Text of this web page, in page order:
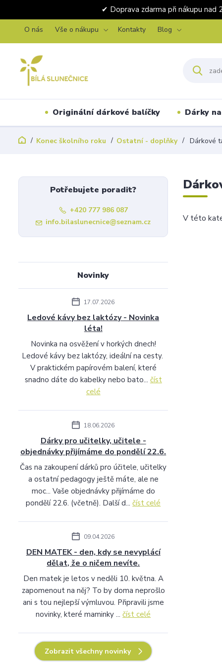
✔ Doprava zdarma při
O nás Vše o nákupu Kontakty Blog
Originální dárkové balíčky Dárky
Konec školního roku Ostatní - doplňky Dárkové
V této
Potřebujete poradit?
+420 777 986 087
info.bilaslunecnice@seznam.cz
Novinky
17.07.2026
Ledové kávy bez laktózy - Novinka
léta!
Novinka na osvěžení v horkých dnech!
Ledové kávy bez laktózy, ideální na cesty.
V praktickém papírovém balení, které
snadno dáte do kabelky nebo bato... číst
celé
18.06.2026
Dárky pro učitelky, učitele -
objednávky přijímáme do pondělí 22.6.
Čas na zakoupení dárků pro účitele, učitelky
a ostatní pedagogy ještě máte, ale ne
moc... Vaše objednávky přijímáme do
pondělí 22.6. (včetně). Další d...číst celé
09.04.2026
DEN MATEK - den, kdy se nevyplácí
dělat, že o ničem nevíte.
Den matek je letos v neděli 10. května. A
zapomenout na něj? To by doma neprošlo
ani s tou nejlepší výmluvou. Připravili jsme
novinky, které maminky ...číst celé
Zobrazit všechny novinky